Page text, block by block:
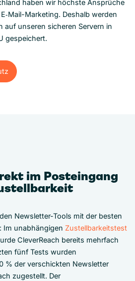
haben wir höchste Ansprüche
Marketing. Deshalb werden
auf unseren sicheren Servern in
gespeichert.
im Posteingang
Newsletter-Tools mit der besten
Im unabhängigen Zustellbarkeitstest
CleverReach bereits mehrfach
fünf Tests wurden
% der verschickten Newsletter
zugestellt. Der